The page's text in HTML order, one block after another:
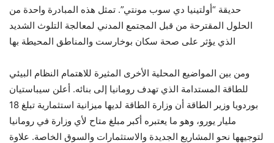
حديقة “أولتينيا دي سوب مونتي”. تمثل هذه المبادرة واحدة من
الحلول المقترحة من قبل المجتمع المدني لمعالجة التلوث الشديد
الذي يؤثر على صحة سكان بوخارست والمناطق المحيطة بها
ومن بين المواضيع المحلية الأخرى المثيرة للاهتمام النظام البيئي
للطاقة المستدامة الذي تهدف رومانيا إلى بنائه. أعلن سيباستيان
بوردويا وزير الطاقة أن وزارة الطاقة لديها ميزانية استثمارية تبلغ 18
مليار يورو، وهو ما يعتبره أكبر مبلغ متاح لأي وزارة في رومانيا
لتوجيهها نحو المشاريع الجديدة والاستثمارات والسوق الخاصة. علاوة